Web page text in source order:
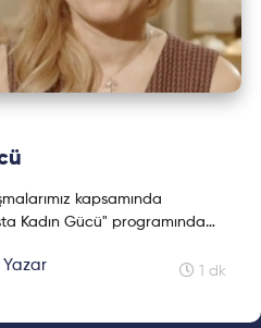
kapsamında
Kadın Gücü" programında
Yazar 1 dk